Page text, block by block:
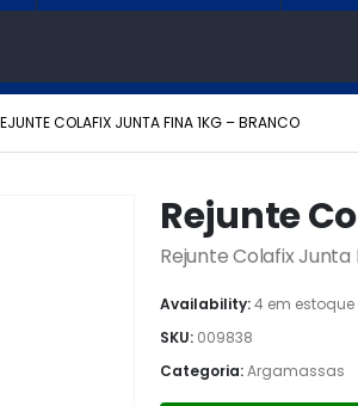
COLAFIX JUNTA FINA 1KG – BRANCO
Rejunte
Rejunte Colafix Junta
Availability:4 em estoque
SKU: 009838
Categoria:Argamassas